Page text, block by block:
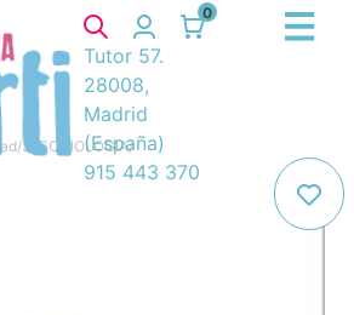
0
Tutor 57.
28008,
Madrid
(España)
915 443 370
/3. SOCIOLOGIA/